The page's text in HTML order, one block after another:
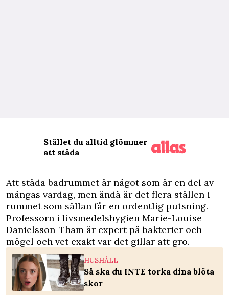
Stället du alltid glömmer
att städa
Att städa badrummet är något som är en del av
mångas vardag, men ändå är det flera ställen i
rummet som sällan får en ordentlig putsning.
Professorn i livsmedelshygien Marie-Louise
Danielsson-Tham är expert på bakterier och
mögel och vet exakt var det gillar att gro.
HUSHÅLL
Så ska du INTE torka dina blöta
skor